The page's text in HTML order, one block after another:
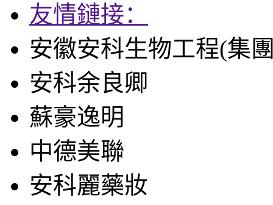
友情鏈接：
安徽安科生物工程(集
安科余良卿
蘇豪逸明
中德美聯
安科麗藥妝